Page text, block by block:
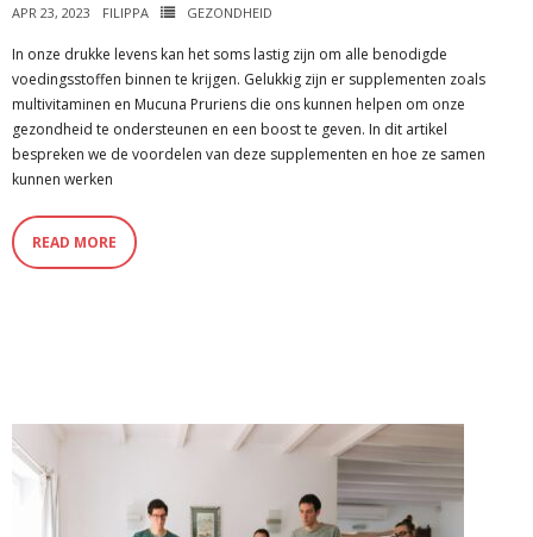
APR 23, 2023 FILIPPA GEZONDHEID
In onze drukke levens kan het soms lastig zijn om alle benodigde
voedingsstoffen binnen te krijgen. Gelukkig zijn er supplementen zoals
multivitaminen en Mucuna Pruriens die ons kunnen helpen om onze
gezondheid te ondersteunen en een boost te geven. In dit artikel
bespreken we de voordelen van deze supplementen en hoe ze samen
kunnen werken
READ MORE